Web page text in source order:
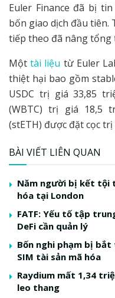
Euler Finance đã bị
bốn giao dịch đầu tiên.
tiếp theo đã nâng tổng
Mộttài liệu từ Euler
thiệt hại bao gồm
USDC trị giá 33,85
(WBTC) trị giá 18,5
(stETH) được đặt cọc
BÀI VIẾT LIÊN QUAN
Năm người bị kết tội
hóa tại London
FATF: Yếu tố tập
DeFi cần quản lý
Bốn nghi phạm bị
SIM tài sản mã hóa
Raydium mất 1,34
leo thang